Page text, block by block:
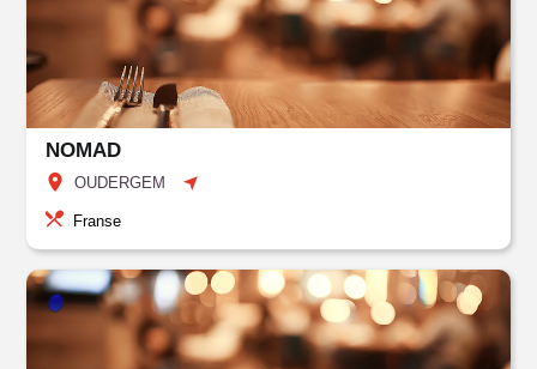
NOMAD
OUDERGEM
Franse